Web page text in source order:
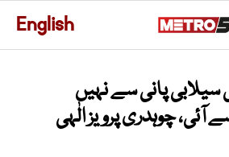
English
پانی سے نہیں
آئی، چوہدری پرویز الٰہی